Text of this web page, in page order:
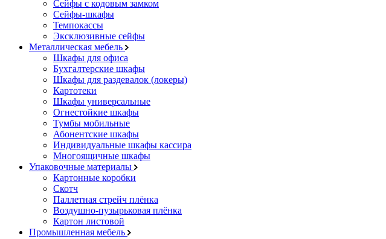
Сейфы с кодовым замком
Сейфы-шкафы
Темпокассы
Эксклюзивные сейфы
Металлическая мебель
Шкафы для офиса
Бухгалтерские шкафы
Шкафы для раздевалок (локеры)
Картотеки
Шкафы универсальные
Огнестойкие шкафы
Тумбы мобильные
Абонентские шкафы
Индивидуальные шкафы кассира
Многоящичные шкафы
Упаковочные материалы
Картонные коробки
Скотч
Паллетная стрейч плёнка
Воздушно-пузырьковая плёнка
Картон листовой
Промышленная мебель